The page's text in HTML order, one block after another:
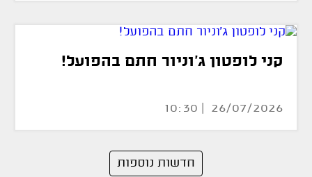
קני לופטון ג'וניור חתם בהפועל!
26/07/2026 | 10:30
חדשות נוספות